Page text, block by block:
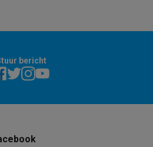
bericht